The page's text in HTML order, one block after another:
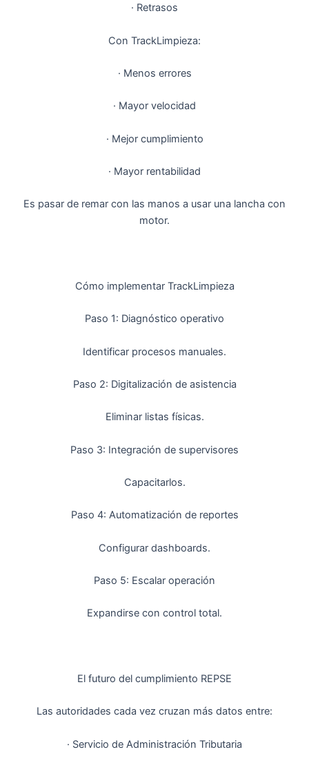
· Retrasos
Con TrackLimpieza:
· Menos errores
· Mayor velocidad
· Mejor cumplimiento
· Mayor rentabilidad
Es pasar de remar con las manos a usar una lancha con
motor.
Cómo implementar TrackLimpieza
Paso 1: Diagnóstico operativo
Identificar procesos manuales.
Paso 2: Digitalización de asistencia
Eliminar listas físicas.
Paso 3: Integración de supervisores
Capacitarlos.
Paso 4: Automatización de reportes
Configurar dashboards.
Paso 5: Escalar operación
Expandirse con control total.
El futuro del cumplimiento REPSE
Las autoridades cada vez cruzan más datos entre:
· Servicio de Administración Tributaria